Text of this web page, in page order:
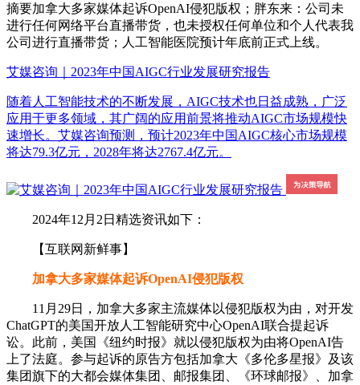
摘要加拿大多家媒体起诉OpenAI侵犯版权；胖东来：公司未
进行任何网络平台直播带货，也未授权任何单位和个人代表我
公司进行直播带货；人工智能医院预计年底前正式上线。
艾媒咨询｜2023年中国AIGC行业发展研究报告
随着人工智能技术的不断发展，AIGC技术也日益成熟，广泛
应用于更多领域，其广阔的应用前景将推动AIGC市场规模快
速增长。艾媒咨询预测，预计2023年中国AIGC核心市场规模
将达79.3亿元，2028年将达2767.4亿元。
2024年12月2日精选资讯如下：
【互联网新鲜事】
加拿大多家媒体起诉OpenAI侵犯版权
11月29日，加拿大多家主流媒体以侵犯版权为由，对开发
ChatGPT的美国开放人工智能研究中心OpenAI联合提起诉
讼。此前，美国《纽约时报》就以侵犯版权为由将OpenAI告
上了法庭。参与起诉的原告方包括加拿大《多伦多星报》及该
集团旗下的大都会媒体集团、邮报集团、《环球邮报》、加拿